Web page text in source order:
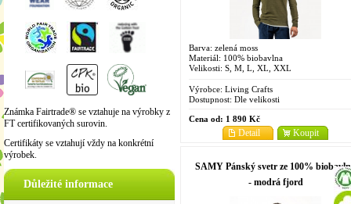
Známka Fairtrade® se vztahuje na výrobky z
FT certifikovaných surovin.
Certifikáty se vztahují vždy na konkrétní
výrobek.
Důležité informace
Barva: zelená moss
Materiál: 100% biobavlna
Velikosti: S, M, L, XL, XXL
Výrobce: Living Crafts
Dostupnost: Dle velikosti
Cena od: 1 890 Kč
Koupit
Detail
SAMY Pánský svetr ze 100%
- modrá fjord